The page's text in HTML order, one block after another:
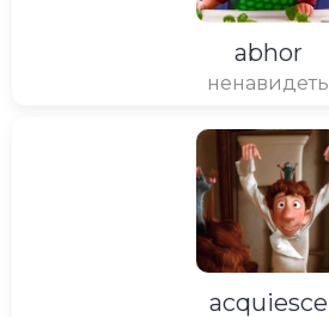
abhor
ненавидеть
acquiesce